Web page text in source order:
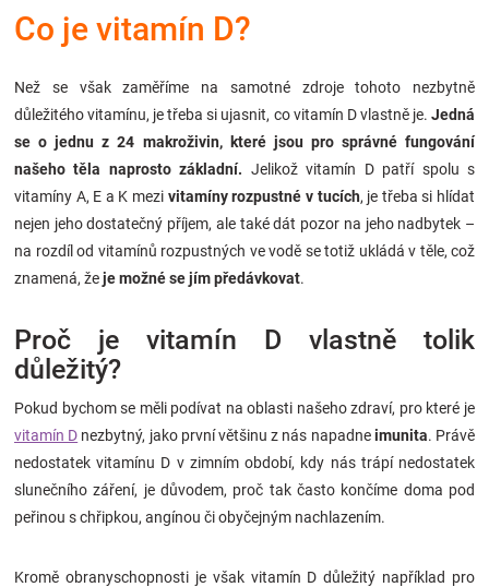
Hračkářství
Přihlášení
Co je vitamín D?
Než se však zaměříme na samotné zdroje tohoto nezbytně
důležitého vitamínu, je třeba si ujasnit, co vitamín D vlastně je. Jedná
se o jednu z 24 makroživin, které jsou pro správné fungování
našeho těla naprosto základní. Jelikož vitamín D patří spolu s
vitamíny A, E a K mezi vitamíny rozpustné v tucích, je třeba si hlídat
nejen jeho dostatečný příjem, ale také dát pozor na jeho nadbytek –
na rozdíl od vitamínů rozpustných ve vodě se totiž ukládá v těle, což
znamená, žeje možné se jím předávkovat.
Proč je vitamín D vlastně tolik
důležitý?
Pokud bychom se měli podívat na oblasti našeho zdraví, pro které je
vitamín D nezbytný, jako první většinu z nás napadneimunita. Právě
nedostatek vitamínu D v zimním období, kdy nás trápí nedostatek
slunečního záření, je důvodem, proč tak často končíme doma pod
peřinou s chřipkou, angínou či obyčejným nachlazením.
Kromě obranyschopnosti je však vitamín D důležitý například pro